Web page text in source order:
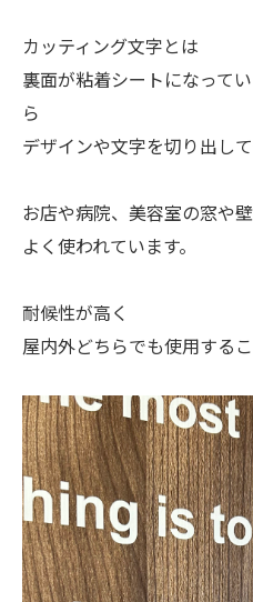
カッティング文字とは
裏面が粘着シートになって
ら
デザインや文字を切り出し
お店や病院、美容室の窓や
よく使われています。
耐候性が高く
屋内外どちらでも使用するこ